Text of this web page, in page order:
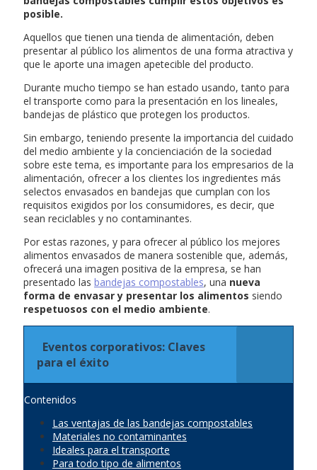
posible.
Aquellos que tienen una tienda de alimentación, deben
presentar al público los alimentos de una forma atractiva y
que le aporte una imagen apetecible del producto.
Durante mucho tiempo se han estado usando, tanto para
el transporte como para la presentación en los lineales,
bandejas de plástico que protegen los productos.
Sin embargo, teniendo presente la importancia del cuidado
del medio ambiente y la concienciación de la sociedad
sobre este tema, es importante para los empresarios de la
alimentación, ofrecer a los clientes los ingredientes más
selectos envasados en bandejas que cumplan con los
requisitos exigidos por los consumidores, es decir, que
sean reciclables y no contaminantes.
Por estas razones, y para ofrecer al público los mejores
alimentos envasados de manera sostenible que, además,
ofrecerá una imagen positiva de la empresa, se han
presentado las bandejas compostables, una nueva
forma de envasar y presentar los alimentos siendo
respetuosos con el medio ambiente.
Eventos corporativos: Claves
para el éxito
Contenidos
Las ventajas de las bandejas compostables
Materiales no contaminantes
Ideales para el transporte
Para todo tipo de alimentos